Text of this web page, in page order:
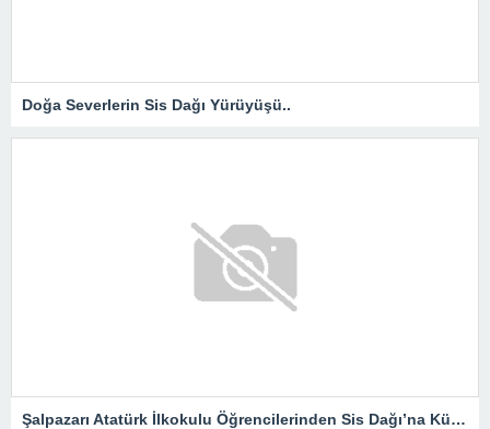
Doğa Severlerin Sis Dağı Yürüyüşü..
Şalpazarı Atatürk İlkokulu Öğrencilerinden Sis Dağı’na Kültür Gezisi